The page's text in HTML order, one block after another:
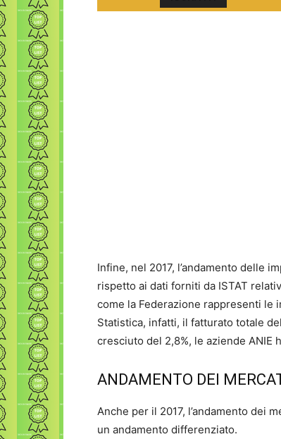
Infine, nel 2017, l’andamento delle
rispetto ai dati forniti da ISTAT
come la Federazione rappresenti le
Statistica, infatti, il fatturato totale
cresciuto del 2,8%, le aziende ANIE
ANDAMENTO DEI
Anche per il 2017, l’andamento dei
un andamento differenziato.